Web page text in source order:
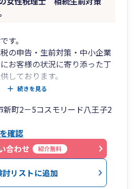
”！
の流れを理解することができ
ドbixid】を使ったり、税理
を作成して、経営をサポート
フのお困りごとを伺い、経理
いをします。
相談しやすいため、経理ス
いてくれるので、経理が定着
残業が減った。」などお喜び
ります。
す。
の申告・生前対策・中小企業
お客様の状況に寄り添った丁
しております。
ります。
よるZOOM面談やデータのや
対応させて頂きます。
識を活かし、お客様のご期待
努めてまいります。
で、信頼のおけるパートナー
ネス成長をサポートしますの
続きを見る
新町2－5コスモリード八王子2
確認
合わせ
紹介無料
討リストに追加